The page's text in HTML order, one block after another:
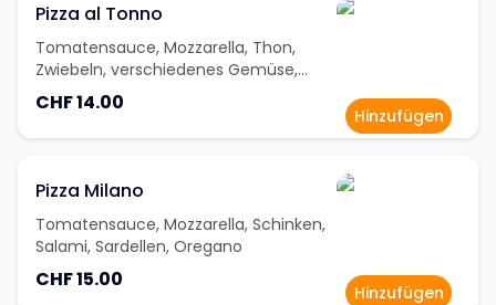
Pizza al Tonno
Tomatensauce, Mozzarella, Thon,
Zwiebeln, verschiedenes Gemüse,
Oregano
CHF 14.00
Hinzufügen
Pizza Milano
Tomatensauce, Mozzarella, Schinken,
Salami, Sardellen, Oregano
CHF 15.00
Hinzufügen